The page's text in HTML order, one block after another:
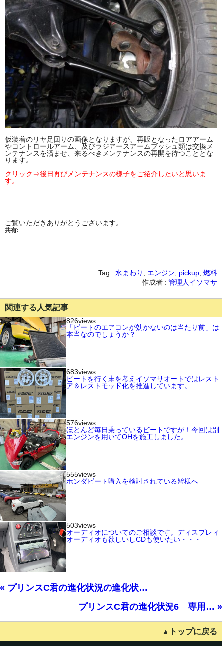
仮装着のリヤ足回りの画像となりますが、再販となったロアアーム
やコントロールアーム、及びラジアースアームブッシュ類は交換メ
ンテナンスを済ませ、来るべきメンテナンスの再開を待つこととな
ります。
クリック⇒後日再びメンテナンスの様子をご紹介したいと思いま
す。
ご覧いただきありがとうございます。
共有:
Tag : 水まわり エンジン pickup 燃料
作成者 : 管理人イソマサ
関連する人気記事
826views
「ビートのエアコンが効かないのは当たり前」は
本当なのでしょうか？
683views
ビートを行く末を考えイソマサオートではレスト
ア＆レストモッド化を推進しています。
576views
ほとんど毎日乗っているビートですが！今回は別
エンジンを用いてOHを施工しました。
555views
ホンダビート購入を検討されている皆様へ
503views
オーディオについてのご相談です。ディスプレィ
オーディオも欲しいしCDも使いたい・・・
« プリンスC君の進化状況の進化状…
プリンスC君の進化状況6 専用… »
▲トップに戻る